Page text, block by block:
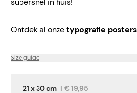
supersnel in huis!
Ontdek al onzetypografie posters
Size guide
21 x 30 cm | € 19,95